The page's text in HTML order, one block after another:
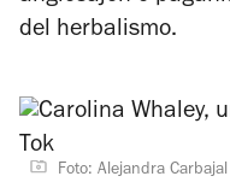
del herbalismo.
Foto: Alejandra Carbajal